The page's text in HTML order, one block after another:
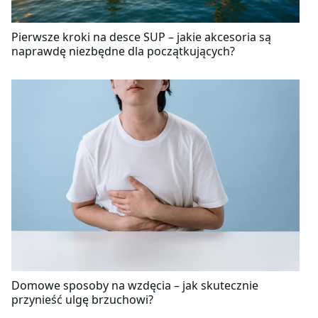
Pierwsze kroki na desce SUP – jakie akcesoria są
naprawdę niezbędne dla początkujących?
Domowe sposoby na wzdęcia – jak skutecznie
przynieść ulgę brzuchowi?